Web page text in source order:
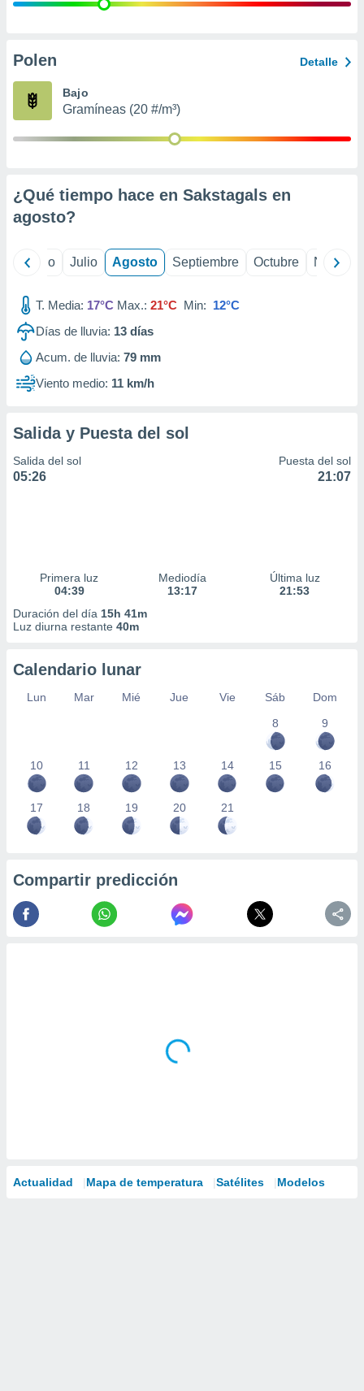
e
publicidad
Polen Detalle
Bajo
Gramíneas (20 #/m³)
¿Qué tiempo hace en Sakstagals en
agosto?
Junio Julio Agosto Septiembre Octubre
T. Media: 17°C Max.: 21°C Min: 12°C
Días de lluvia: 13 días
Acum. de lluvia: 79 mm
Viento medio: 11 km/h
Salida y Puesta del sol
Salida del sol
05:26
Puesta del sol
21:07
Primera luz
04:39
Mediodía
13:17
Última luz
21:53
Duración del día 15h 41m
Luz diurna restante 40m
Calendario lunar
Lun Mar Mié Jue Vie Sáb
Dom
8
9
10 11 12 13 14 15 16
17 18 19 20 21
Compartir predicción
Actualidad Mapa de temperatura Satélites Modelos